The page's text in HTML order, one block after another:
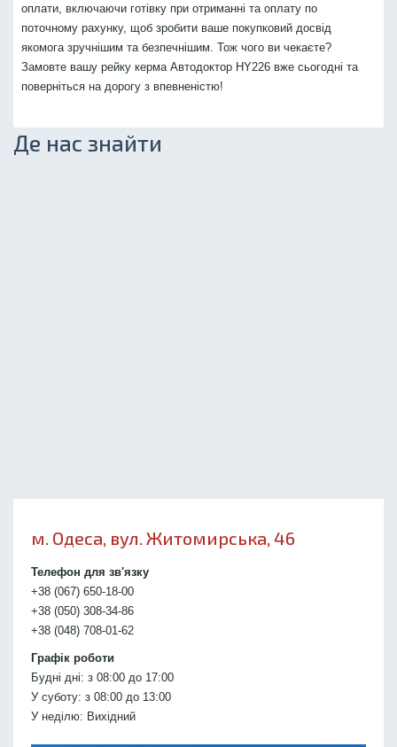
оплати, включаючи готівку при отриманні та оплату по
поточному рахунку, щоб зробити ваше покупковий досвід
якомога зручнішим та безпечнішим. Тож чого ви чекаєте?
Замовте вашу рейку керма Автодоктор HY226 вже сьогодні та
поверніться на дорогу з впевненістю!
Де нас знайти
м. Одеса, вул. Житомирська, 46
Телефон для зв'язку
+38 (067) 650-18-00
+38 (050) 308-34-86
+38 (048) 708-01-62
Графік роботи
Будні дні: з 08:00 до 17:00
У суботу: з 08:00 до 13:00
У неділю: Вихідний